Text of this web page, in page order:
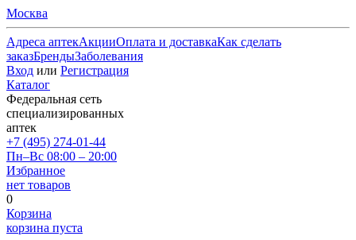
Москва
Адреса аптекАкцииОплата и доставкаКак сделать
заказБрендыЗаболевания
Вход или Регистрация
Каталог
Федеральная сеть
специализированных
аптек
+7 (495) 274-01-44
Пн–Вс 08:00 – 20:00
Избранное
нет товаров
0
Корзина
корзина пуста